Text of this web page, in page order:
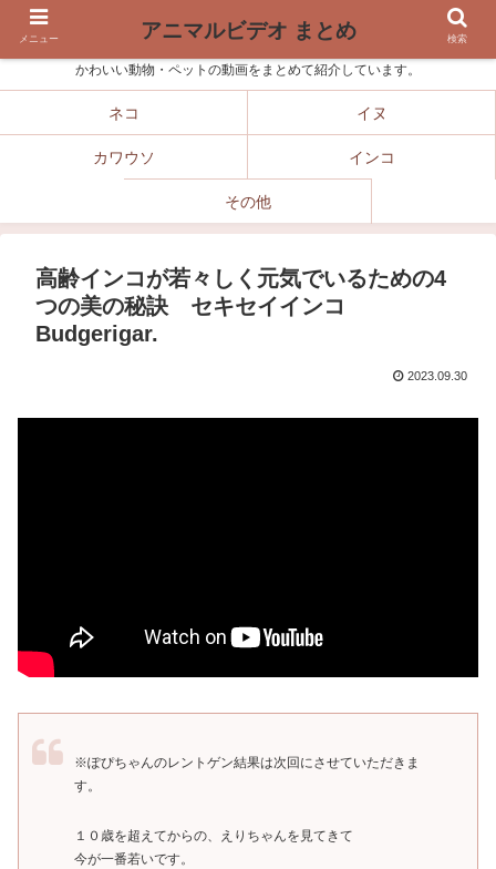
かわいい動物・ペットの動画をまとめて紹介しています。
ネコ イヌ
カワウソ インコ
その他
高齢インコが若々しく元気でいるための4
つの美の秘訣 セキセイインコ
Budgerigar.
2023.09.30
※ぽぴちゃんのレントゲン結果は次回にさせていただきま
す。
１０歳を超えてからの、えりちゃんを見てきて
今が一番若いです。
メニュー アニマルビデオ まとめ 検索